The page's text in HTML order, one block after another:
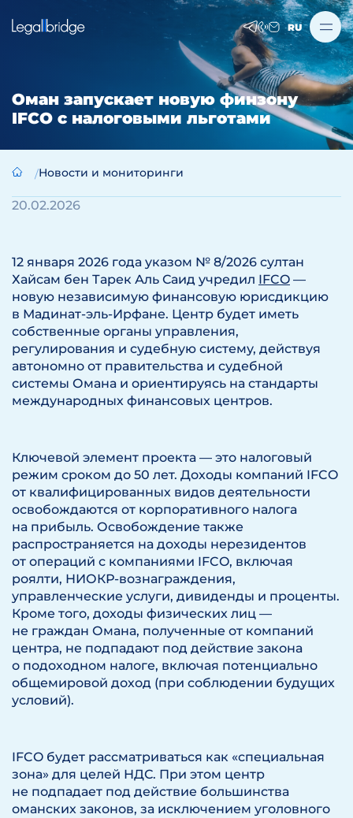
RU
Оман запускает новую финзону
IFCO с налоговыми льготами
Новости и мониторинги
20.02.2026
12 января 2026 года указом № 8/2026 султан
Хайсам бен Тарек Аль Саид учредил IFCO —
новую независимую финансовую юрисдикцию
в Мадинат-эль-Ирфане. Центр будет иметь
собственные органы управления,
регулирования и судебную систему, действуя
автономно от правительства и судебной
системы Омана и ориентируясь на стандарты
международных финансовых центров.
Ключевой элемент проекта — это налоговый
режим сроком до 50 лет. Доходы компаний IFCO
от квалифицированных видов деятельности
освобождаются от корпоративного налога
на прибыль. Освобождение также
распространяется на доходы нерезидентов
от операций с компаниями IFCO, включая
роялти, НИОКР-вознаграждения,
управленческие услуги, дивиденды и проценты.
Кроме того, доходы физических лиц —
не граждан Омана, полученные от компаний
центра, не подпадают под действие закона
о подоходном налоге, включая потенциально
общемировой доход (при соблюдении будущих
условий).
IFCO будет рассматриваться как «специальная
зона» для целей НДС. При этом центр
не подпадает под действие большинства
оманских законов, за исключением уголовного